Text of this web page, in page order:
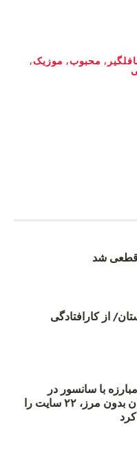
, محبوب, موزیک,
شد
از کارافتادگی
مبارزه با سانسور در
اینترنت: #آزادی هم‌آیند گزارشگران‌ بدون مرز، ۲۲ سایت را